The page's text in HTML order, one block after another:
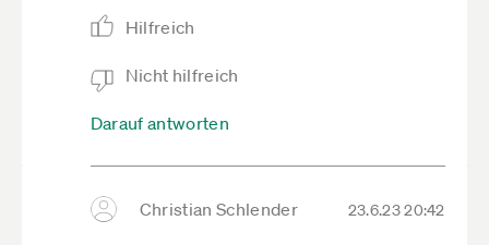
Hilfreich
Nicht hilfreich
Darauf antworten
Christian Schlender 23.6.23 20:42